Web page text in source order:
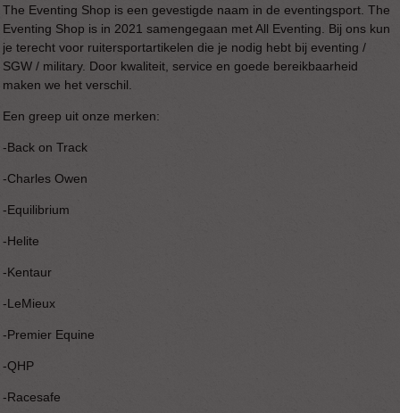
The Eventing Shop is een gevestigde naam in de eventingsport. The
Eventing Shop is in 2021 samengegaan met All Eventing. Bij ons kun
je terecht voor ruitersportartikelen die je nodig hebt bij eventing /
SGW / military. Door kwaliteit, service en goede bereikbaarheid
maken we het verschil.
Een greep uit onze merken:
-Back on Track
-Charles Owen
-Equilibrium
-Helite
-Kentaur
-LeMieux
-Premier Equine
-QHP
-Racesafe